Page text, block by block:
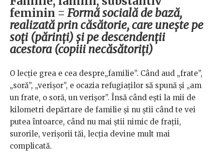
feminin = Formă socială de bază,
realizată prin căsătorie, care unește pe
soți (părinți) și pe descendenții
acestora (copiii necăsătoriți)
O lecție grea e cea despre„familie”. Când aud „frate”,
„soră”, „verișor”, e ocazia refugiaților să spună și „am
un frate, o soră, un verișor”. Însă când ești la mii de
kilometri depărtare de familie și nu știi când te vei
putea întoarce, când nu mai știi nimic de frații,
surorile, verișorii tăi, lecția devine mult mai
complicată.